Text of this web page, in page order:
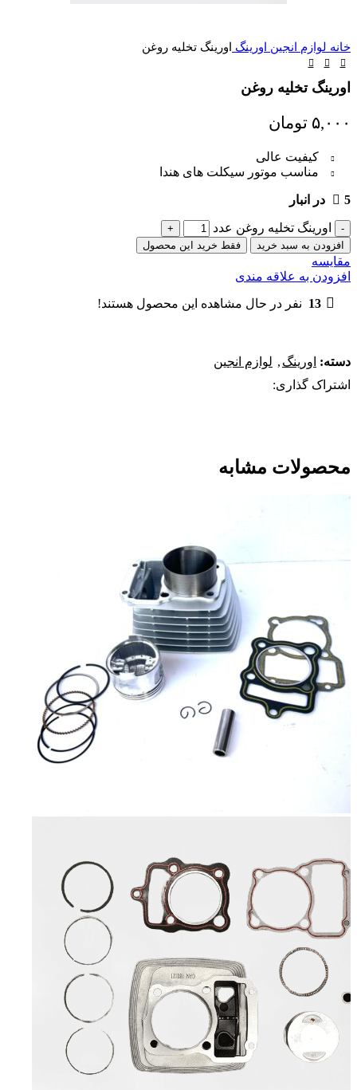
خانه لوازم انجین اورینگ اورینگ تخلیه روغن
اورینگ تخلیه روغن
۵,۰۰۰ تومان
کیفیت عالی
مناسب موتور سیکلت های هندا
5 در انبار
اورینگ تخلیه روغن عدد
افزودن به سبد خرید فقط خرید این محصول
مقایسه
افزودن به علاقه مندی
13 نفر در حال مشاهده این محصول هستند!
دسته: اورینگ , لوازم انجین
اشتراک گذاری:
محصولات مشابه